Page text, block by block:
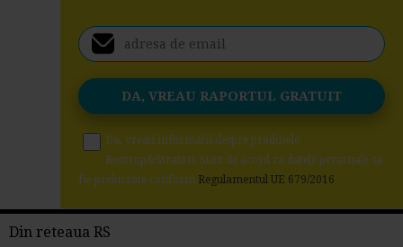
Da, vreau informatii despre produsele
Rentrop&Straton. Sunt de acord ca datele personale sa
fie prelucrate conform Regulamentul UE 679/2016
Din reteaua RS